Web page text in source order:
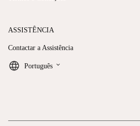
ASSISTÊNCIA
Contactar a Assistência
Português keyboard_arrow_down